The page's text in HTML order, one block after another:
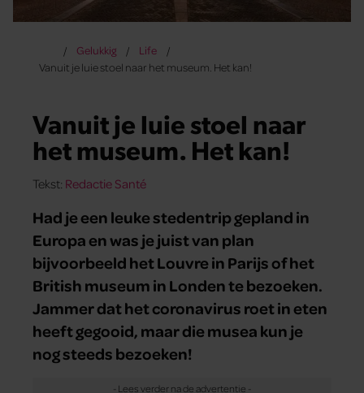
Gelukkig
Life
Vanuit je luie stoel naar het museum. Het kan!
Vanuit je luie stoel naar
het museum. Het kan!
Tekst: Redactie Santé
Had je een leuke stedentrip gepland in
Europa en was je juist van plan
bijvoorbeeld het Louvre in Parijs of het
British museum in Londen te bezoeken.
Jammer dat het coronavirus roet in eten
heeft gegooid, maar die musea kun je
nog steeds bezoeken!